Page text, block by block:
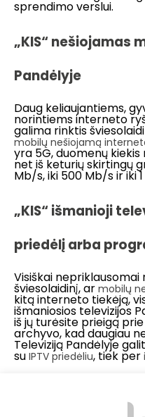
sprendimo verslui.
„KIS“ nešiojamas
Pandėlyje
Daug keliaujantiems,
norintiems interneto
galima rinktis
mobilų nešiojamą
yra 5G, duomenų
net iš keturių skirtingų
Mb/s, iki 500 Mb/s ir iki
„KIS“ išmanioji
priedėlį arba
Visiškai nepriklausomai
šviesolaidinį, ar mobilų
kitą interneto tiekėją,
išmaniosios televizijos
iš jų turėsite prieigą
archyvo, kad daugiau
Televiziją Pandėlyje
su IPTV priedėliu, tiek per